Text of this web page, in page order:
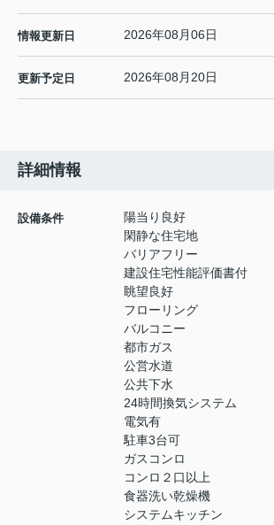
情報更新日 2026年08月06日
更新予定日 2026年08月20日
詳細情報
設備条件
陽当り良好
閑静な住宅地
バリアフリー
建設住宅性能評価書付
眺望良好
フローリング
バルコニー
都市ガス
公営水道
公共下水
24時間換気システム
電気有
駐車3台可
ガスコンロ
コンロ２口以上
食器洗い乾燥機
システムキッチン